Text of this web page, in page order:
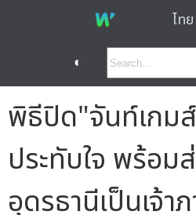
ไทย
◐
พิธีปิด"จันท์เกม
ประทับใจ พร้อม
อุดรธานีเป็นเจ้า